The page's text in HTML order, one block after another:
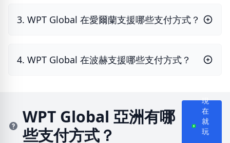
3. WPT Global 在愛爾蘭支援哪些支付方式？
4. WPT Global 在波赫支援哪些支付方式？
WPT Global 亞洲有哪
些支付方式？
現
在
就
玩